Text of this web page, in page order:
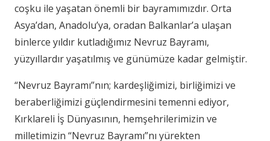
coşku ile yaşatan önemli bir bayramımızdır. Orta
Asya’dan, Anadolu’ya, oradan Balkanlar’a ulaşan
binlerce yıldır kutladığımız Nevruz Bayramı,
yüzyıllardır yaşatılmış ve günümüze kadar gelmiştir.
“Nevruz Bayramı”nın; kardeşliğimizi, birliğimizi ve
beraberliğimizi güçlendirmesini temenni ediyor,
Kırklareli İş Dünyasının, hemşehrilerimizin ve
milletimizin “Nevruz Bayramı”nı yürekten